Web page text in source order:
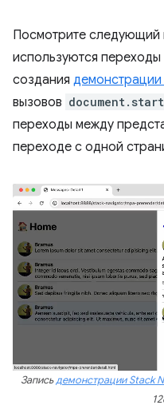
Посмотрите следующий
используются
создания
вызовов
переходы между
переходе с одной
Записьдемонстрации Stack